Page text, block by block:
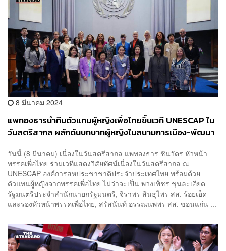
8 มีนาคม 2024
แพทองธารนำทีมตัวแทนผู้หญิงเพื่อไทยขึ้นเวที UNESCAP ใน
วันสตรีสากล ผลักดันบทบาทผู้หญิงในสนามการเมือง-พัฒนา
วันนี้ (8 มีนาคม) เนื่องในวันสตรีสากล แพทองธาร ชินวัตร หัวหน้า
พรรคเพื่อไทย ร่วมเวทีแสดงวิสัยทัศน์เนื่องในวันสตรีสากล ณ
UNESCAP องค์การสหประชาชาติประจำประเทศไทย พร้อมด้วย
ตัวแทนผู้หญิงจากพรรคเพื่อไทย ไม่ว่าจะเป็น พวงเพ็ชร ชุนละเอียด
รัฐมนตรีประจำสำนักนายกรัฐมนตรี, จิราพร สินธุไพร สส. ร้อยเอ็ด
และรองหัวหน้าพรรคเพื่อไทย, สรัสนันท์ อรรณนพพร สส. ขอนแก่น ...